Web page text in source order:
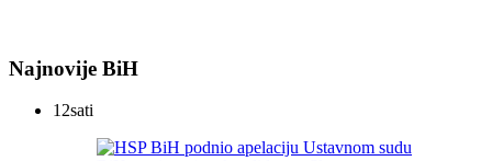
Najnovije BiH
12sati